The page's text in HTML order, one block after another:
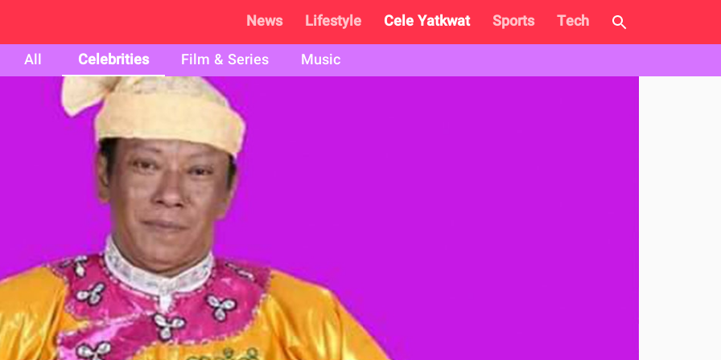
News Lifestyle Cele Yatkwat Sports
Tech
All
Celebrities Film & Series Music